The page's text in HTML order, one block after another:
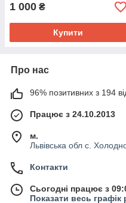
1 000 ₴
Купити
Про нас
96% позитивних з 194
Працює з 24.10.2013
м.
Львівська обл с.
Контакти
Сьогодні працює з
Показати весь графік